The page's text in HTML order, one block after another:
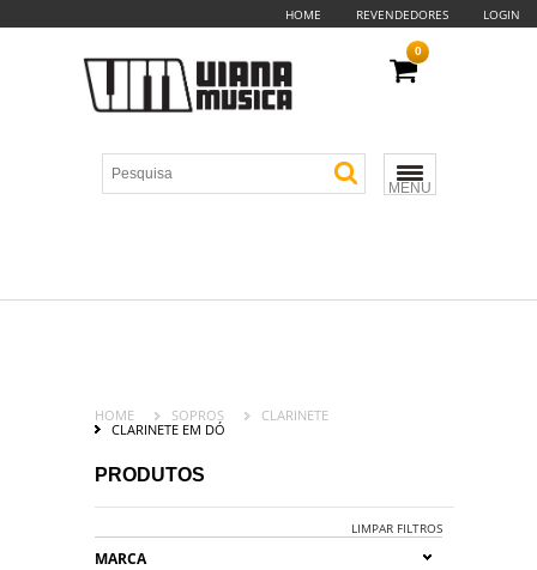
HOME REVENDEDORES LOGIN
MENU
0
HOME SOPROS
CLARINETE
CLARINETE EM DÓ
PRODUTOS
LIMPAR FILTROS
MARCA